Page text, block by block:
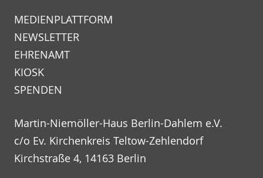
MEDIENPLATTFORM
NEWSLETTER
EHRENAMT
KIOSK
SPENDEN
Martin-Niemöller-Haus Berlin-Dahlem e.V.
c/o Ev. Kirchenkreis Teltow-Zehlendorf
Kirchstraße 4, 14163 Berlin